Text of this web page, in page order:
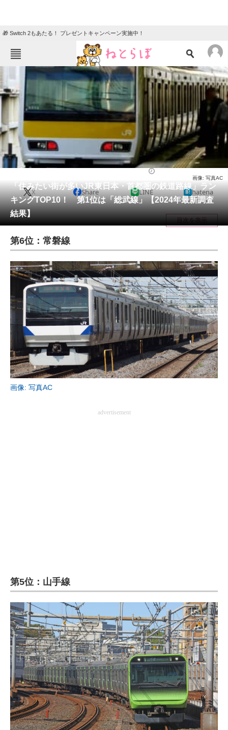
🎁 Switch 2もあたる！ プレゼントキャンペーン実施中！
ねとらぼメニュー
TOP ニュース
エンタメ クイズ
グルメ 地域
住まい 教育・育児
リサーチ
会員記事
メディア
注目記事を集めた総合ページ
ITの今と未来を見通す
スマホと通信の最新トレンド
進化するPCとデバイスの未来
好きが集まる 比べて選べる
ビジネスと働き方のヒント
AI活用のいまが分かる
電子設計の基本と応用
建設×テクノロジーの最前線
ちょっと気になるネットの話題
「住みたい街が多いJR東日本・首都圏の鉄道路線」ラン
キングTOP10！ 第1位は「総武線」【2024年最新調査
結果】
画像: 写真AC
X Share LINE hatena
目次を表示
第6位：常磐線
画像: 写真AC
advertisement
第5位：山手線